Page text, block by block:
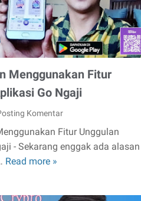
Menggunakan Fitur
Go Ngaji
Komentar
Fitur Unggulan
- Sekarang enggak ada alasan
Read more »
Fitur